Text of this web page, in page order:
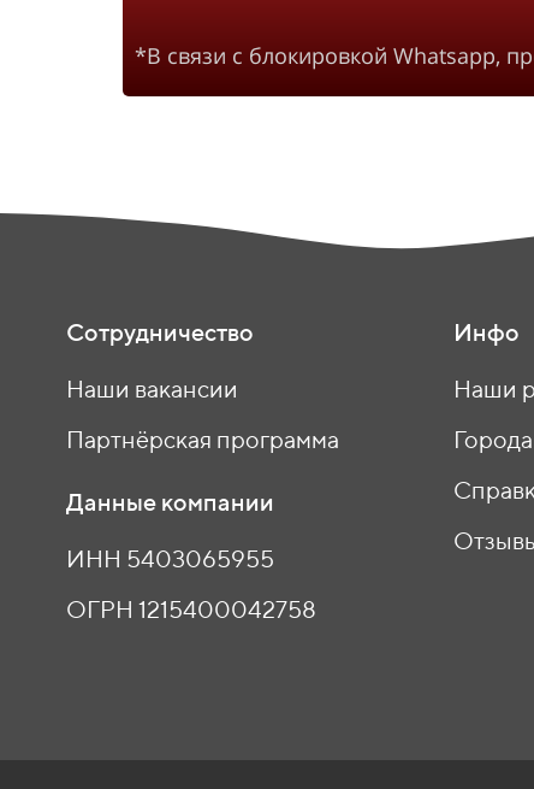
*В связи с блокировкой Whatsapp,
Сотрудничество
Наши вакансии
Партнёрская программа
Данные компании
ИНН 5403065955
ОГРН 1215400042758
Инфо
Наши